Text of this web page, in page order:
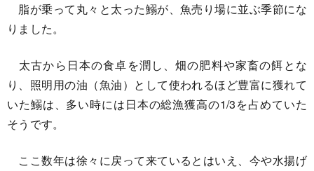
脂が乗って丸々と太った鰯が、魚売り場に並ぶ季節にな
りました。
太古から日本の食卓を潤し、畑の肥料や家畜の餌とな
り、照明用の油（魚油）として使われるほど豊富に獲れて
いた鰯は、多い時には日本の総漁獲高の1/3を占めていた
そうです。
ここ数年は徐々に戻って来ているとはいえ、今や水揚げ